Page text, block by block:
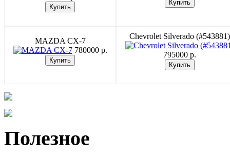
MAZDA CX-7
780000 p.
Chevrolet Silverado (#543881)
795000 p.
Полезное